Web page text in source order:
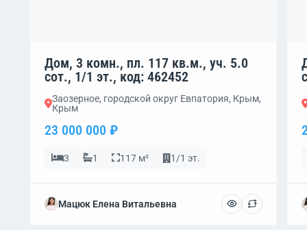
Дом, 3 комн., пл. 117 кв.м., уч. 5.0
сот., 1/1 эт., код: 462452
Заозерное, городской округ Евпатория, Крым,
Крым
23 000 000 ₽
3 1 117 м² 1/1 эт.
Мацюк Елена Витальевна